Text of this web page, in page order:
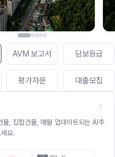
AVM 보고서 담보등급
평가자문 대출모집
물, 집합건물, 매월 업데이트되는 AI추
요.